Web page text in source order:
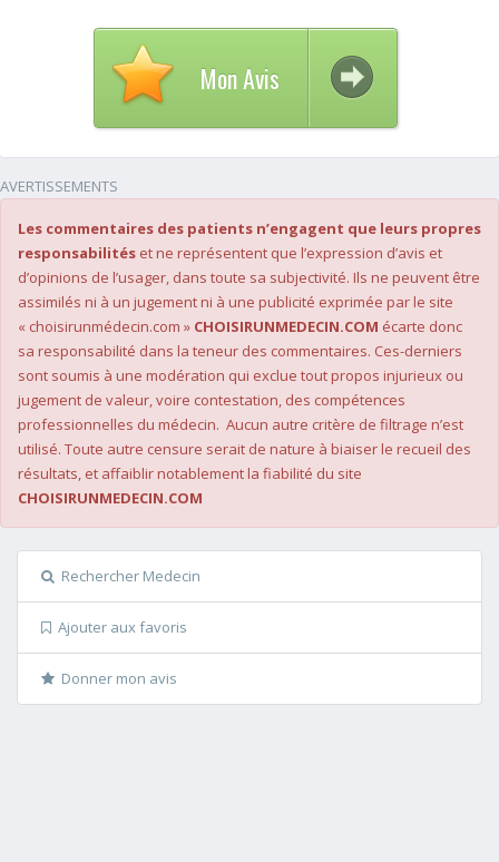
Mon Avis
AVERTISSEMENTS
Les commentaires des patients n’engagent que leurs propres
responsabilités et ne représentent que l’expression d’avis et
d’opinions de l’usager, dans toute sa subjectivité. Ils ne peuvent être
assimilés ni à un jugement ni à une publicité exprimée par le site
« choisirunmédecin.com » CHOISIRUNMEDECIN.COM écarte donc
sa responsabilité dans la teneur des commentaires. Ces-derniers
sont soumis à une modération qui exclue tout propos injurieux ou
jugement de valeur, voire contestation, des compétences
professionnelles du médecin. Aucun autre critère de filtrage n’est
utilisé. Toute autre censure serait de nature à biaiser le recueil des
résultats, et affaiblir notablement la fiabilité du site
CHOISIRUNMEDECIN.COM
Rechercher Medecin
Ajouter aux favoris
Donner mon avis